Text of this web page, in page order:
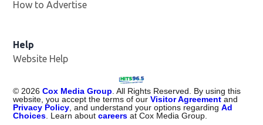
How to Advertise
Help
Website Help
© 2026 Cox Media Group . All Rights Reserved. By using this
website, you accept the terms of ourVisitor Agreementand
Privacy Policy , and understand your options regardingAd
Choices . Learn aboutcareers at Cox Media Group.